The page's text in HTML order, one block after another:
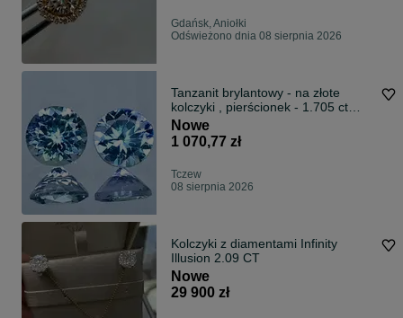
Gdańsk, Aniołki
Odświeżono dnia 08 sierpnia 2026
Tanzanit brylantowy - na złote
kolczyki , pierścionek - 1.705 ct
Wideo
Nowe
1 070,77 zł
Tczew
08 sierpnia 2026
Kolczyki z diamentami Infinity
Illusion 2.09 CT
Nowe
29 900 zł